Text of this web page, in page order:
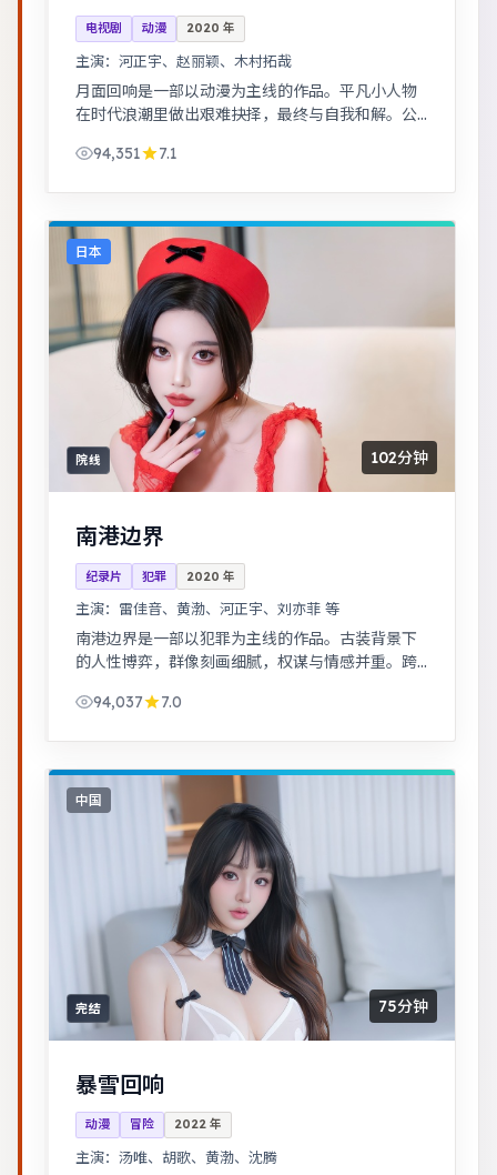
电视剧 动漫 2020 年
主演： 河正宇、赵丽颖、木村拓哉
月面回响是一部以动漫为主线的作品。平凡小人物
在时代浪潮里做出艰难抉择，最终与自我和解。公
主线。
94,351 7.1
日本
院线 102分钟
南港边界
纪录片 犯罪 2020 年
主演： 雷佳音、黄渤、河正宇、刘亦菲 等
南港边界是一部以犯罪为主线的作品。古装背景下
的人性博弈，群像刻画细腻，权谋与情感并重。跨
节。94,037 7.0
中国
完结 75分钟
暴雪回响
动漫 冒险 2022 年
主演： 汤唯、胡歌、黄渤、沈腾